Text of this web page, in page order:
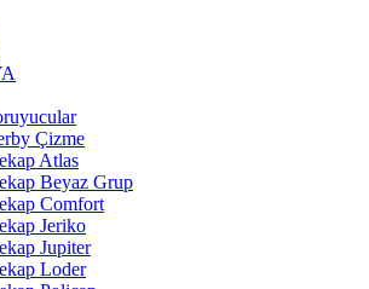
Çizme
Atlas
Beyaz Grup
Comfort
Jeriko
Jupiter
Loder